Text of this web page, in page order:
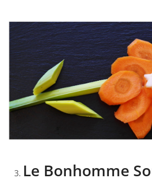
Le Bonhomme